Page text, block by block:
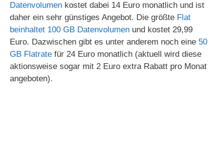
Datenvolumen kostet dabei 14 Euro monatlich und ist
daher ein sehr günstiges Angebot. Die größte Flat
beinhaltet 100 GB Datenvolumen und kostet 29,99
Euro. Dazwischen gibt es unter anderem noch eine 50
GB Flatrate für 24 Euro monatlich (aktuell wird diese
aktionsweise sogar mit 2 Euro extra Rabatt pro Monat
angeboten).